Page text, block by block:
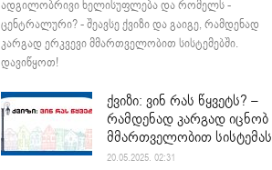
ადგილობრივი ხელისუფლება და რომელს -
ცენტრალური? - შეავსე ქვიზი და გაიგე, რამდენად
კარგად ერკვევი მმართველობით სისტემებში.
დავიწყოთ!
ქვიზი: ვინ რას წყვეტს? –
რამდენად კარგად იცნობ
მმართველობით სისტემას
20.05.2025. 02:31